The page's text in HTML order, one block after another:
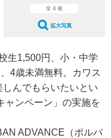
全 4 枚
拡大写真
生1,500円、小・中学
4歳未満無料。カワス
んでもらいたいとい
ャンペーン」の実施を
ADVANCE（ポルバ